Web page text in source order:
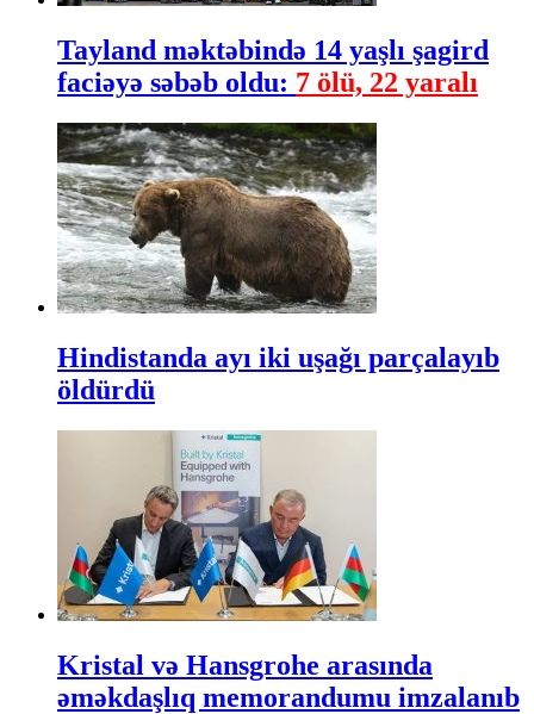
Tayland məktəbində 14 yaşlı şagird
faciəyə səbəb oldu: 7 ölü, 22 yaralı
Hindistanda ayı iki uşağı parçalayıb
öldürdü
Kristal və Hansgrohe arasında
əməkdaşlıq memorandumu imzalanıb